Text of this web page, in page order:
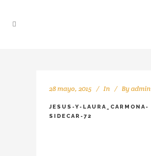
28 mayo, 2015 In Byadmin
JESUS-Y-LAURA_CARMONA-
SIDECAR-72